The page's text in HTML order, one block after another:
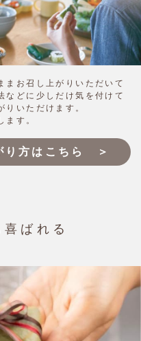
まお召し上がりいただいて
などに少しだけ気を付けて
りいただけます。
ます。
り方はこちら ＞
ばれる